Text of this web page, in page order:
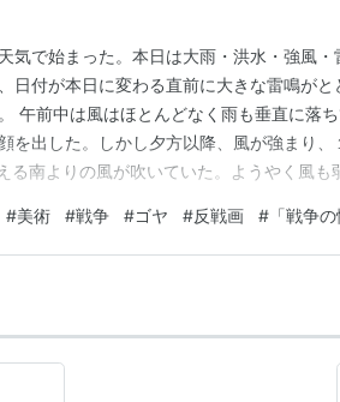
気で始まった。本日は大雨・洪水・強風
日付が本日に変わる直前に大きな雷鳴が
午前中は風はほとんどなく雨も垂直に落
を出した。しかし夕方以降、風が強まり
る南よりの風が吹いていた。ようやく風も
シャツの上にはメッシュのベストで十分暖
を歩いてから、バスに乗車。横浜駅近く
#美術 #戦争 #ゴヤ #反戦画 # 「戦争の